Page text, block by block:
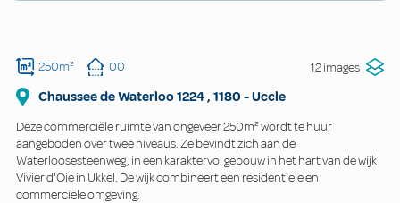
250m² 00 12 images
Chaussee de Waterloo1224, 1180 -Uccle
Deze commerciële ruimte van ongeveer 250m² wordt te huur
aangeboden over twee niveaus. Ze bevindt zich aan de
Waterloosesteenweg, in een karaktervol gebouw in het hart van de wijk
Vivier d'Oie in Ukkel. De wijk combineert een residentiële en
commerciële omgeving.